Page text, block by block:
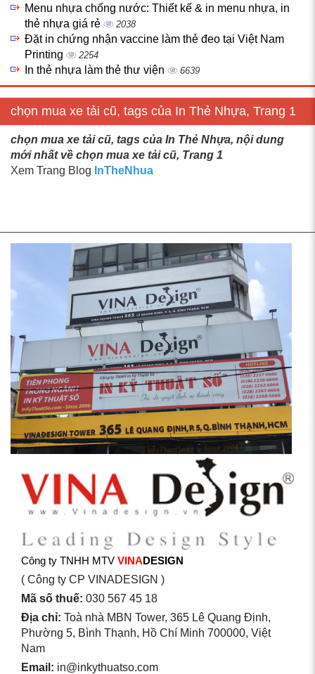
Menu nhựa chống nước: Thiết kế & in menu nhựa, in
thẻ nhựa giá rẻ
2038
Đặt in chứng nhận vaccine làm thẻ đeo tại Việt Nam
Printing
2254
In thẻ nhựa làm thẻ thư viện 6639
chọn mua xe tải cũ, tags của In Thẻ Nhựa, Trang 1
chọn mua xe tải cũ, tags của In Thẻ Nhựa, nội dung
mới nhất về chọn mua xe tải cũ, Trang 1
Xem Trang Blog InTheNhua
Công ty TNHH MTV VINADESIGN
( Công ty CP VINADESIGN )
Mã số thuế: 030 567 45 18
Địa chỉ: Toà nhà MBN Tower, 365 Lê Quang Định,
Phường 5, Bình Thạnh, Hồ Chí Minh 700000, Việt
Nam
Email: in@inkythuatso.com